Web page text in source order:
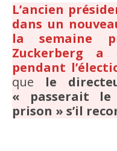
L’ancien
dans un
la semaine
Zuckerberg a
pendant
que le
« passerait
prison » s’il